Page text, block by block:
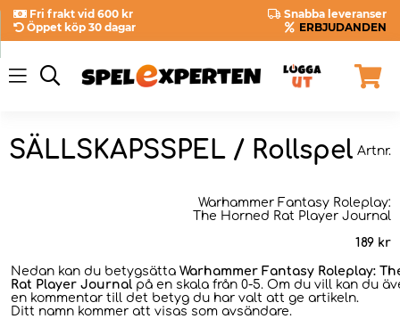
Fri frakt vid 600 kr
Snabba leveranser
Öppet köp 30 dagar
ERBJUDANDEN
SÄLLSKAPSSPEL / Rollspel Artnr.
Warhammer Fantasy Roleplay:
The Horned Rat Player Journal
189 kr
Nedan kan du betygsätta Warhammer Fantasy Roleplay:
Rat Player Journal på en skala från 0-5. Om du vill kan du
en kommentar till det betyg du har valt att ge artikeln.
Ditt namn kommer att visas som avsändare.